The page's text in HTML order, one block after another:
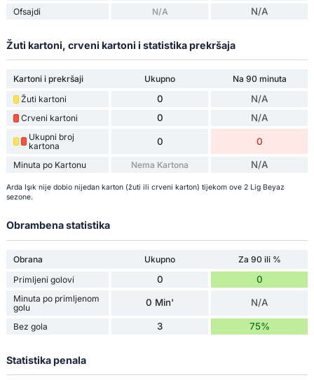
Ofsajdi N/A N/A
Žuti kartoni, crveni kartoni i statistika prekršaja
Kartoni i prekršaji Ukupno
Na 90 minuta
Žuti kartoni
0 N/A
Crveni kartoni 0 N/A
Ukupni broj
kartona
0 0
Minuta po Kartonu Nema Kartona N/A
Arda Işık nije dobio nijedan karton (žuti ili crveni karton) tijekom ove 2 Lig Beyaz
sezone.
Obrambena statistika
Obrana Ukupno
Za 90 ili %
Primljeni golovi
0 0
Minuta po primljenom
golu
0 Min' N/A
Bez gola 3 75%
Statistika penala